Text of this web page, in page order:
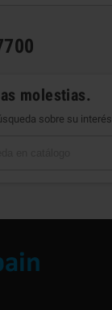
molestias.
sobre su interés